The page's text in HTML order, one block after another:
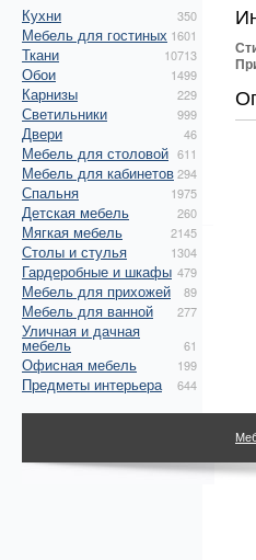
Кухни 350
Мебель для гостиных 1601
Ткани 10713
Обои 1499
Карнизы 229
Светильники 999
Двери 46
Мебель для столовой 611
Мебель для кабинетов294
Спальня 1975
Детская мебель 260
Мягкая мебель 2145
Столы и стулья 1304
Гардеробные и шкафы 479
Мебель для прихожей 89
Мебель для ванной 277
Уличная и дачная
мебель 61
Офисная мебель 199
Предметы интерьера 644